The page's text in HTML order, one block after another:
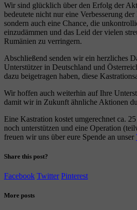
Wir sind glücklich über den Erfolg der
bedeutete nicht nur eine Verbesserung
sondern auch eine Chance, die
einzudämmen und das Leid der vielen
Rumänien zu verringern.
Abschließend senden wir ein herzliches
Unterstützer in Deutschland und
dazu beigetragen haben, diese
Wir hoffen auch weiterhin auf Ihre
damit wir in Zukunft ähnliche Aktionen
Eine Kastration kostet umgerechnet ca.
noch unterstützen und eine Operation
freuen wir uns über eure Spende an unser
Share this post?
Facebook Twitter Pinterest
More posts